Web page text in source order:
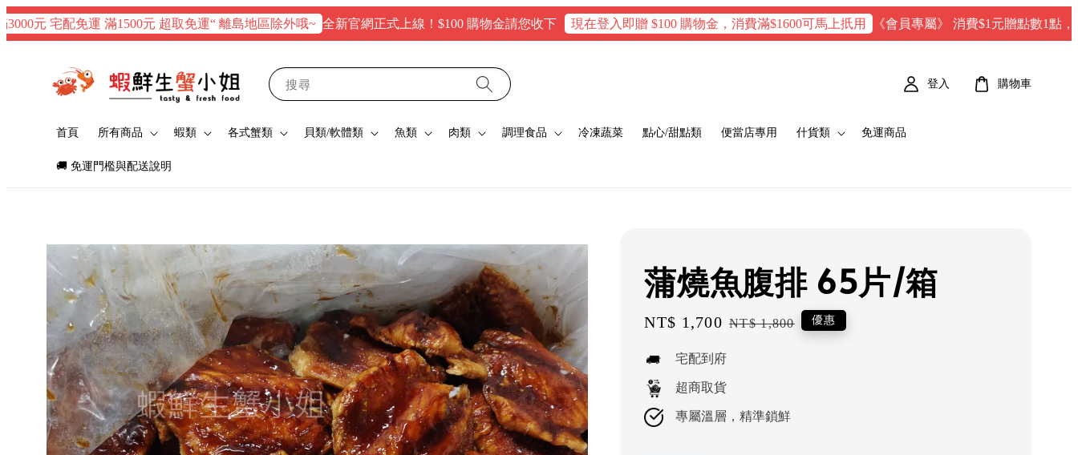
宅配免運 滿1500元 超取免運“ 離島地區除外哦~ 全新官網正式上線！$100 購物金請您收下 現在登入即贈 $100 購物金，消費滿$1600可馬上扺用 《會員專屬》 消費$1元贈點數1點，每100
搜尋
首頁 所有商品 蝦類 各式蟹類 貝類/軟體類 魚類 肉類 調理食品 冷凍蔬菜 點心/甜點類 便當店專用 什貨類 免運商品
🚚 免運門檻與配送說明
登入 購物車
蒲燒魚腹排 65片/箱
Sale
NT$ 1,700 Regular
NT$ 1,800 優惠
宅配到府
超商取貨
專屬溫層，精準鎖鮮